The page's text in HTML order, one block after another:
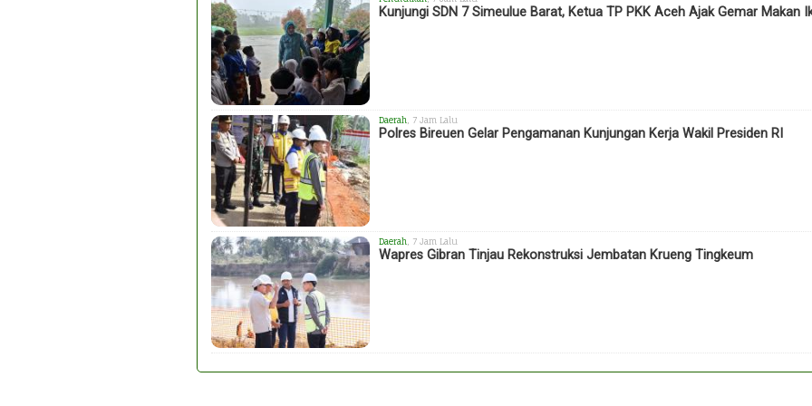
Kunjungi SDN 7 Simeulue Barat, Ketua TP PKK Aceh Ajak Gemar Makan
Daerah , 7 Jam Lalu
Polres Bireuen Gelar Pengamanan Kunjungan Kerja Wakil Presiden RI
Daerah , 7 Jam Lalu
Wapres Gibran Tinjau Rekonstruksi Jembatan Krueng Tingkeum